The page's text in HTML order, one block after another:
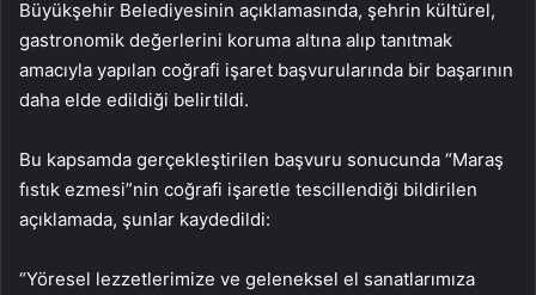
Büyükşehir Belediyesinin açıklamasında, şehrin kültürel,
gastronomik değerlerini koruma altına alıp tanıtmak
amacıyla yapılan coğrafi işaret başvurularında bir başarının
daha elde edildiği belirtildi.
Bu kapsamda gerçekleştirilen başvuru sonucunda “Maraş
fıstık ezmesi”nin coğrafi işaretle tescillendiği bildirilen
açıklamada, şunlar kaydedildi:
“Yöresel lezzetlerimize ve geleneksel el sanatlarımıza